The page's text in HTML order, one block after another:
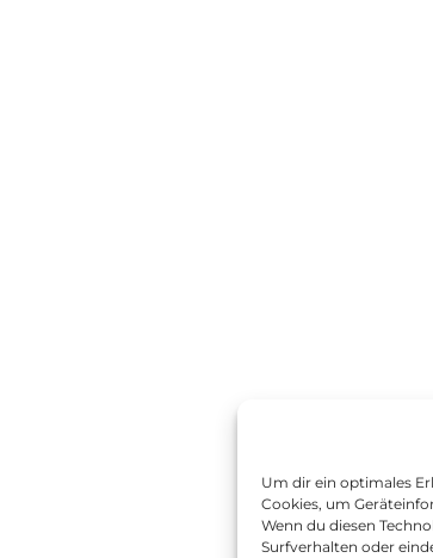
Um dir ein optimales
Cookies, um
Wenn du diesen
Surfverhalten oder